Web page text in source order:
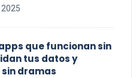
que funcionan sin
tus datos y
dramas